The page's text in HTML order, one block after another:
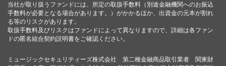
当社が取り扱うファンドには、所定の取扱手数料（別途金融機関へのお振込
手数料が必要となる場合があります。）がかかるほか、出資金の元本が割れ
る等のリスクがあります。
取扱手数料及びリスクはファンドによって異なりますので、詳細は各ファン
ドの匿名組合契約説明書をご確認ください。
ミュージックセキュリティーズ株式会社 第二種金融商品取引業者 関東財